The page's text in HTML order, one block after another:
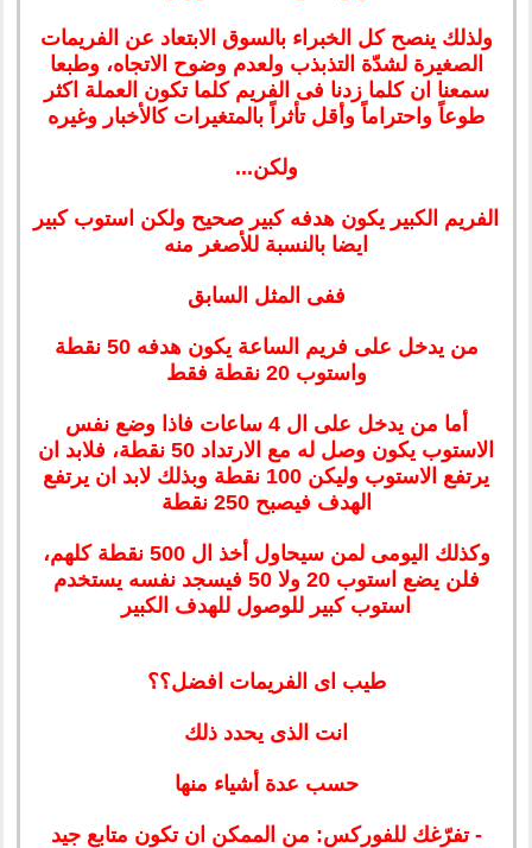
ولذلك ينصح كل الخبراء بالسوق الابتعاد عن الفريمات
الصغيرة لشدّة التذبذب ولعدم وضوح الاتجاه، وطبعا
سمعنا ان كلما زدنا فى الفريم كلما تكون العملة اكثر
طوعاً واحتراماً وأقل تأثراً بالمتغيرات كالأخبار وغيره
ولكن...
الفريم الكبير يكون هدفه كبير صحيح ولكن استوب كبير
ايضا بالنسبة للأصغر منه
ففى المثل السابق
من يدخل على فريم الساعة يكون هدفه 50 نقطة
واستوب 20 نقطة فقط
أما من يدخل على ال 4 ساعات فاذا وضع نفس
الاستوب يكون وصل له مع الارتداد 50 نقطة، فلابد ان
يرتفع الاستوب وليكن 100 نقطة وبذلك لابد ان يرتفع
الهدف فيصبح 250 نقطة
وكذلك اليومى لمن سيحاول أخذ ال 500 نقطة كلهم،
فلن يضع استوب 20 ولا 50 فيسجد نفسه يستخدم
استوب كبير للوصول للهدف الكبير
طيب اى الفريمات افضل؟؟
انت الذى يحدد ذلك
حسب عدة أشياء منها
- تفرّغك للفوركس: من الممكن ان تكون متابع جيد